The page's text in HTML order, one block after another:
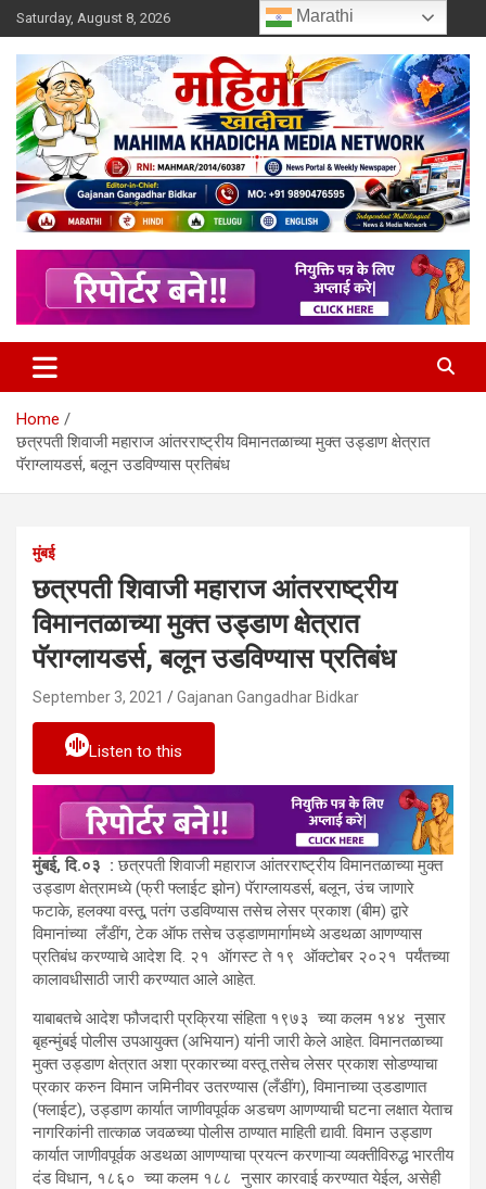
Skip
to
content
Saturday, August 8, 2026
Mahimakhadicha
Home
छत्रपती शिवाजी महाराज आंतरराष्ट्रीय विमानतळाच्या मुक्त उड्डाण क्षेत्रात
पॅराग्लायडर्स, बलून उडविण्यास प्रतिबंध
मुंबई
छत्रपती शिवाजी महाराज आंतरराष्ट्रीय
विमानतळाच्या मुक्त उड्डाण क्षेत्रात
पॅराग्लायडर्स, बलून उडविण्यास प्रतिबंध
September 3, 2021 Gajanan Gangadhar Bidkar
Listen to this
मुंबई, दि.०३ : छत्रपती शिवाजी महाराज आंतरराष्ट्रीय विमानतळाच्या मुक्त
उड्डाण क्षेत्रामध्ये (फ्री फ्लाईट झोन) पॅराग्लायडर्स, बलून, उंच जाणारे
फटाके, हलक्या वस्तू, पतंग उडविण्यास तसेच लेसर प्रकाश (बीम) द्वारे
विमानांच्या लँडींग, टेक ऑफ तसेच उड्डाणमार्गामध्ये अडथळा आणण्यास
प्रतिबंध करण्याचे आदेश दि. २१ ऑगस्ट ते १९ ऑक्टोबर २०२१ पर्यंतच्या
कालावधीसाठी जारी करण्यात आले आहेत.
याबाबतचे आदेश फौजदारी प्रक्रिया संहिता १९७३ च्या कलम १४४ नुसार
बृहन्मुंबई पोलीस उपआयुक्त (अभियान) यांनी जारी केले आहेत. विमानतळाच्या
मुक्त उड्डाण क्षेत्रात अशा प्रकारच्या वस्तू तसेच लेसर प्रकाश सोडण्याचा
प्रकार करुन विमान जमिनीवर उतरण्यास (लँडींग), विमानाच्या उ्डडाणात
(फ्लाईट), उड्डाण कार्यात जाणीवपूर्वक अडचण आणण्याची घटना लक्षात येताच
नागरिकांनी तात्काळ जवळच्या पोलीस ठाण्यात माहिती द्यावी. विमान उड्डाण
कार्यात जाणीवपूर्वक अडथळा आणण्याचा प्रयत्न करणाऱ्या व्यक्तीविरुद्ध भारतीय
दंड विधान, १८६० च्या कलम १८८ नुसार कारवाई करण्यात येईल, असेही
Marathi